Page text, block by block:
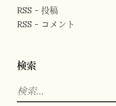
RSS - 投稿
RSS - コメント
検索
検
索: